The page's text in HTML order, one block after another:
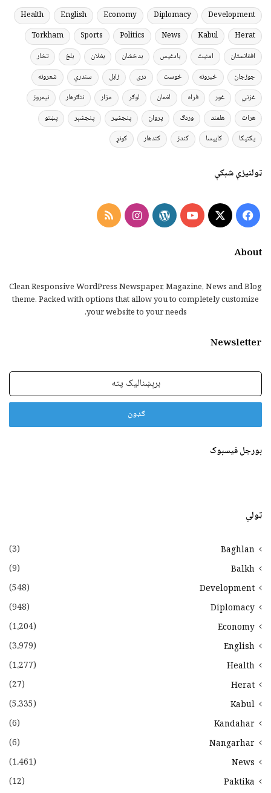
Development
Diplomacy
Economy
English
Health
Herat
Kabul
News
Politics
Sports
Torkham
افغانستان
امنیت بادغیس بدخشان بغلان بلخ
تخار
جوزجان
خبرونه خوست دری زابل سندرې
شعرونه
غزني
غور فراه لغمان لوګر مزار ننګرهار
نیمروز
هرات
هلمند وردګ پروان پنجشیر پنجشېر
پښتو
پکتیکا
کاپیسا کندز کندهار کونړ
ټولنیزې شبکې
Facebook
X
YouTube
WordPress
Instagram
RSS
About
Clean Responsive WordPress Newspaper, Magazine, News and Blog
theme. Packed with options that allow you to completely customize
your website to your needs.
Newsletter
برېښنالیک
بورجل فیسبوک
ټولي
Baghlan
(3)
Balkh
(9)
Development
(548)
Diplomacy
(948)
Economy
(1،204)
English
(3،979)
Health
(1،277)
Herat
(27)
Kabul
(5،335)
Kandahar
(6)
Nangarhar
(6)
News
(1،461)
Paktika
(12)